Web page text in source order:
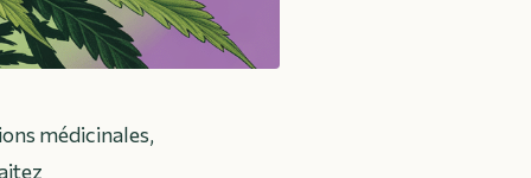
médicinales,